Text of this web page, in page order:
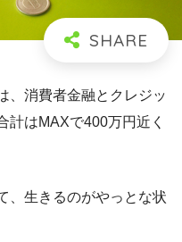
、消費者金融とクレジッ
計はMAXで400万円近く
、生きるのがやっとな状